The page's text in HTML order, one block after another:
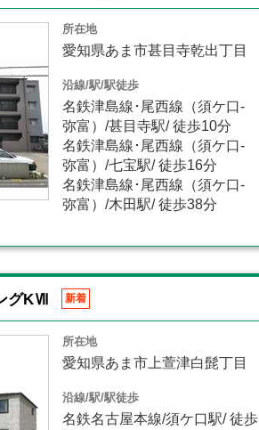
所在地
愛知県あま市甚目寺乾出丁目
沿線/駅/駅徒歩
名鉄津島線･尾西線（須ケ口-
弥富）/甚目寺駅/ 徒歩10分
名鉄津島線･尾西線（須ケ口-
弥富）/七宝駅/ 徒歩16分
名鉄津島線･尾西線（須ケ口-
弥富）/木田駅/ 徒歩38分
グKⅦ 新着
所在地
愛知県あま市上萱津白髭丁目
沿線/駅/駅徒歩
名鉄名古屋本線/須ケ口駅/ 徒歩